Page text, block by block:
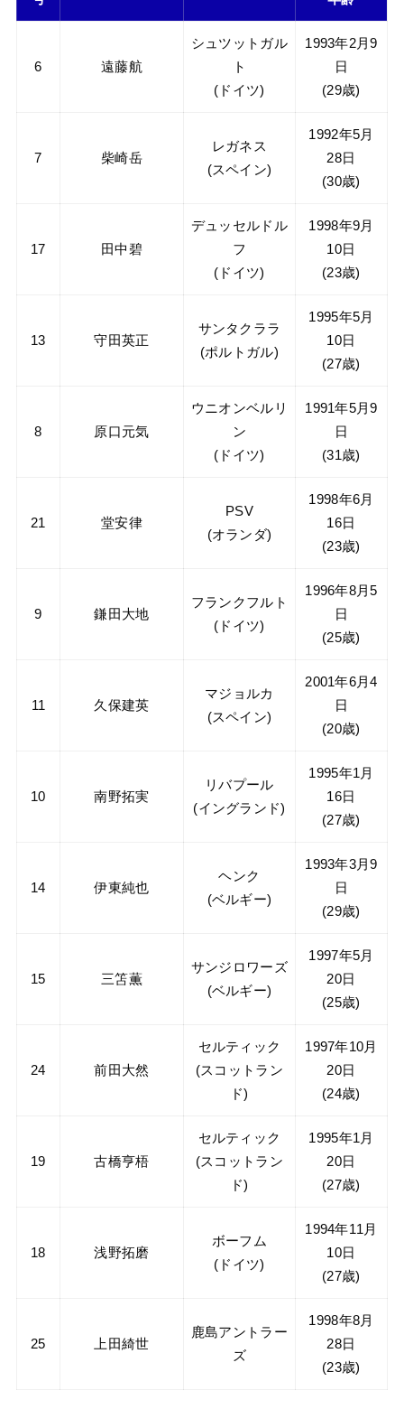
6 遠藤航
シュツットガル
ト
(ドイツ)
1993年2月9
日
(29歳)
7 柴崎岳
レガネス
(スペイン)
1992年5月
28日
(30歳)
17 田中碧
デュッセルドル
フ
(ドイツ)
1998年9月
10日
(23歳)
13 守田英正
サンタクララ
(ポルトガル)
1995年5月
10日
(27歳)
8 原口元気
ウニオンベルリ
ン
(ドイツ)
1991年5月9
日
(31歳)
21 堂安律
PSV
(オランダ)
1998年6月
16日
(23歳)
9 鎌田大地
フランクフルト
(ドイツ)
1996年8月5
日
(25歳)
11 久保建英
マジョルカ
(スペイン)
2001年6月4
日
(20歳)
10 南野拓実
リバプール
(イングランド)
1995年1月
16日
(27歳)
14 伊東純也
ヘンク
(ベルギー)
1993年3月9
日
(29歳)
15 三笘薫
サンジロワーズ
(ベルギー)
1997年5月
20日
(25歳)
24 前田大然
セルティック
(スコットラン
ド)
1997年10月
20日
(24歳)
19 古橋亨梧
セルティック
(スコットラン
ド)
1995年1月
20日
(27歳)
18 浅野拓磨
ボーフム
(ドイツ)
1994年11月
10日
(27歳)
25 上田綺世
鹿島アントラー
ズ
1998年8月
28日
(23歳)